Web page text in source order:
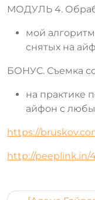
МОДУЛЬ 4.
мой
снятых на
БОНУС. Съемка
на практике
айфон с
https://
http://peeplink.in/